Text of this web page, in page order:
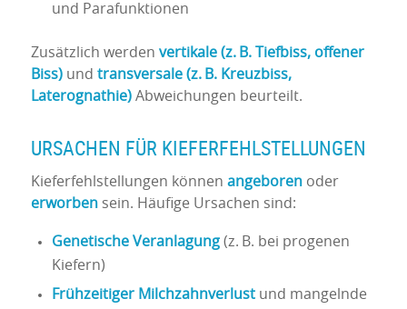
und Parafunktionen
Zusätzlich werden vertikale (z. B. Tiefbiss, offener
Biss)und transversale (z. B. Kreuzbiss,
Laterognathie)Abweichungen beurteilt.
URSACHEN FÜR KIEFERFEHLSTELLUNGEN
Kieferfehlstellungen können angeborenoder
erworbensein. Häufige Ursachen sind:
Genetische Veranlagung(z. B. bei progenen
Kiefern)
Frühzeitiger Milchzahnverlustund mangelnde